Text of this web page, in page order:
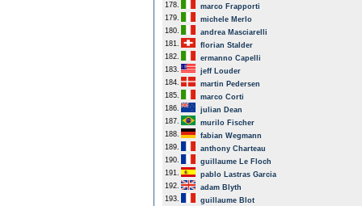
178.
marco Frapporti
179.
michele Merlo
180.
andrea Masciarelli
181.
florian Stalder
182.
ermanno Capelli
183.
jeff Louder
184.
martin Pedersen
185.
marco Corti
186.
julian Dean
187.
murilo Fischer
188.
fabian Wegmann
189.
anthony Charteau
190.
guillaume Le Floch
191.
pablo Lastras Garcia
192.
adam Blyth
193.
guillaume Blot